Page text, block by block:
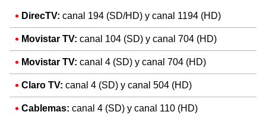
DirecTV: canal 194 (SD/HD) y canal 1194 (HD)
Movistar TV: canal 104 (SD) y canal 704 (HD)
Movistar TV: canal 4 (SD) y canal 704 (HD)
Claro TV: canal 4 (SD) y canal 504 (HD)
Cablemas: canal 4 (SD) y canal 110 (HD)